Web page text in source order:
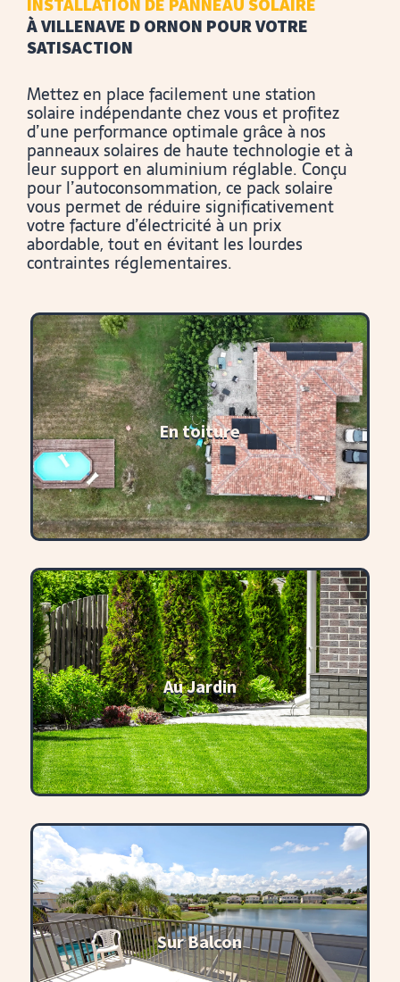
À VILLENAVE D ORNON POUR VOTRE
SATISACTION
Mettez en place facilement une station
solaire indépendante chez vous et profitez
d’une performance optimale grâce à nos
panneaux solaires de haute technologie et à
leur support en aluminium réglable. Conçu
pour l’autoconsommation, ce pack solaire
vous permet de réduire significativement
votre facture d’électricité à un prix
abordable, tout en évitant les lourdes
contraintes réglementaires.
En toiture
Au Jardin
Sur Balcon